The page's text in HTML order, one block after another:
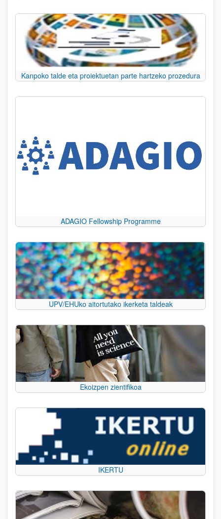
Kanpoko talde eta proiektuetan parte hartzeko prozedura
ADAGIO Fellowship Programme
UPV/EHUko aitortutako ikerketa taldeak
Ekoizpen zientifikoa
IKERTU